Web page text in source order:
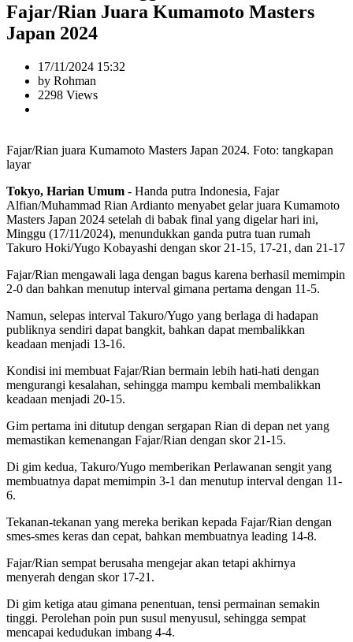
Fajar/Rian Juara Kumamoto Masters
Japan 2024
17/11/2024 15:32
by Rohman
2298 Views
Fajar/Rian juara Kumamoto Masters Japan 2024. Foto: tangkapan
layar
Tokyo, Harian Umum - Handa putra Indonesia, Fajar
Alfian/Muhammad Rian Ardianto menyabet gelar juara Kumamoto
Masters Japan 2024 setelah di babak final yang digelar hari ini,
Minggu (17/11/2024), menundukkan ganda putra tuan rumah
Takuro Hoki/Yugo Kobayashi dengan skor 21-15, 17-21, dan 21-17
Fajar/Rian mengawali laga dengan bagus karena berhasil memimpin
2-0 dan bahkan menutup interval gimana pertama dengan 11-5.
Namun, selepas interval Takuro/Yugo yang berlaga di hadapan
publiknya sendiri dapat bangkit, bahkan dapat membalikkan
keadaan menjadi 13-16.
Kondisi ini membuat Fajar/Rian bermain lebih hati-hati dengan
mengurangi kesalahan, sehingga mampu kembali membalikkan
keadaan menjadi 20-15.
Gim pertama ini ditutup dengan sergapan Rian di depan net yang
memastikan kemenangan Fajar/Rian dengan skor 21-15.
Di gim kedua, Takuro/Yugo memberikan Perlawanan sengit yang
membuatnya dapat memimpin 3-1 dan menutup interval dengan 11-
6.
Tekanan-tekanan yang mereka berikan kepada Fajar/Rian dengan
smes-smes keras dan cepat, bahkan membuatnya leading 14-8.
Fajar/Rian sempat berusaha mengejar akan tetapi akhirnya
menyerah dengan skor 17-21.
Di gim ketiga atau gimana penentuan, tensi permainan semakin
tinggi. Perolehan poin pun susul menyusul, sehingga sempat
mencapai kedudukan imbang 4-4.